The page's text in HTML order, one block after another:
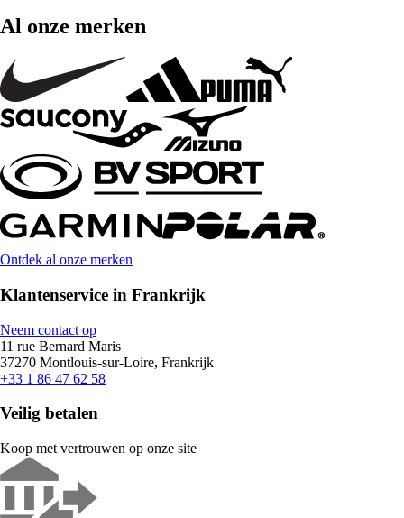
Al onze merken
Ontdek al onze merken
Klantenservice in Frankrijk
Neem contact op
11 rue Bernard Maris
37270 Montlouis-sur-Loire, Frankrijk
+33 1 86 47 62 58
Veilig betalen
Koop met vertrouwen op onze site